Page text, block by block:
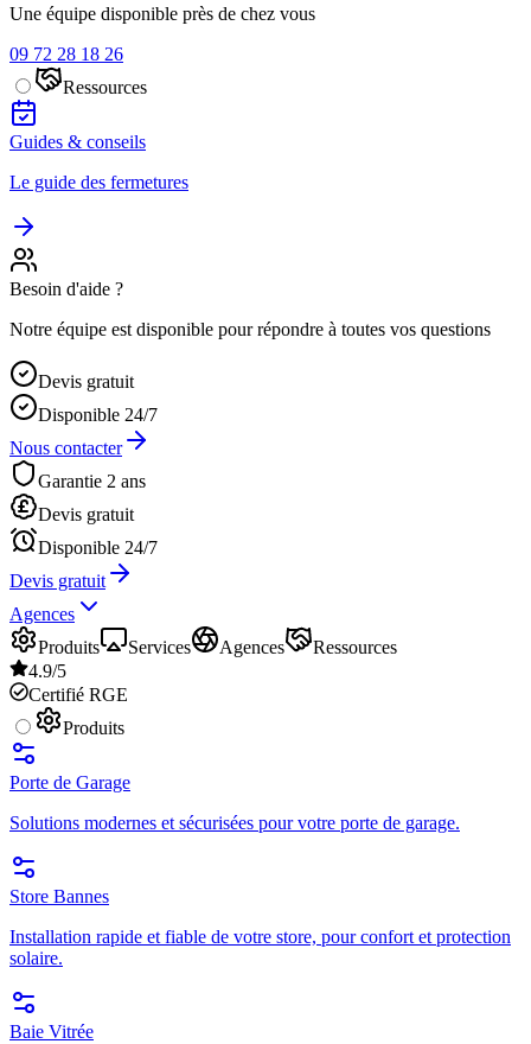
Une équipe disponible près de chez vous
09 72 28 18 26
Ressources
Guides & conseils
Le guide des fermetures
Besoin d'aide ?
Notre équipe est disponible pour répondre à toutes vos questions
Devis gratuit
Disponible 24/7
Nous contacter
Garantie 2 ans
Devis gratuit
Disponible 24/7
Devis gratuit
Agences
Produits
Services Agences
Ressources
4.9/5
Certifié RGE
Produits
Porte de Garage
Solutions modernes et sécurisées pour votre porte de garage.
Store Bannes
Installation rapide et fiable de votre store, pour confort et protection
solaire.
Baie Vitrée